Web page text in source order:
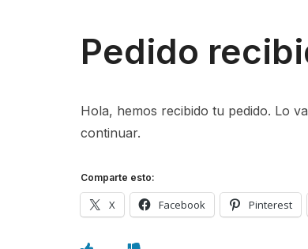
Pedido
Hola, hemos recibido tu pedido. Lo
continuar.
Comparte esto:
X Facebook Pinterest